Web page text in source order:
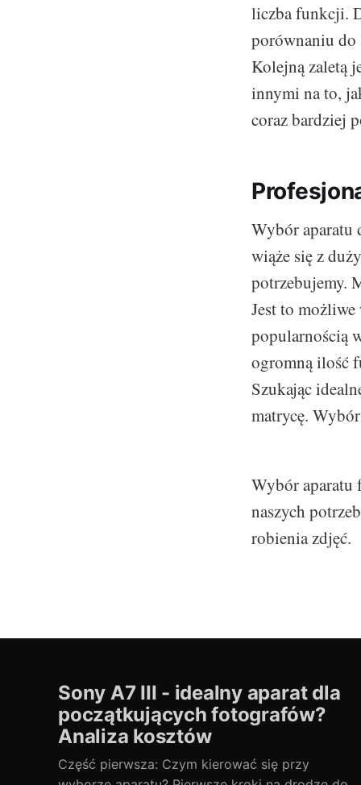
liczba funkcji.
porównaniu do
Kolejną zaletą
innymi na to,
coraz bardziej
Wybór aparatu
wiąże się z
potrzebujemy.
Jest to
popularnością
ogromną ilość
Szukając
matrycę.
Wybór aparatu
naszych
robienia zdjęć.
Sony A7 III - idealny aparat dla
początkujących fotografów?
Analiza kosztów
Część pierwsza: Czym kierować się przy